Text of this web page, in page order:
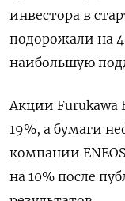
инвестора в
подорожали на
наибольшую
Акции Furukawa
19%, а бумаги
компании
на 10% после